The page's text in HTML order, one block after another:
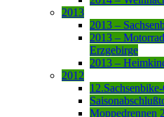
2013
2013 –
2013 –
Erzgebirge
2013 –
2012
Moppedrennen